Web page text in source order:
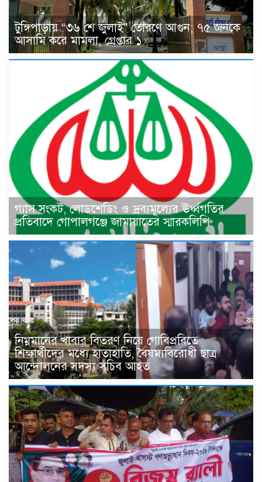
টুঙ্গিপাড়ায় “৩৬ শে জুলাই” তোরণে আগুন; ৭৫ জনকে
আসামি করে মামলা, গ্রেপ্তার ১
গ্যাস সংকট, লোডশেডিং ও দ্রব্যমূল্যের ঊর্ধ্বগতির
প্রতিবাদে গোপালগঞ্জে জামায়াতের স্মারকলিপি
নিম্নমানের খাবার বিতরণ নিয়ে গোবিপ্রবিতে
শিক্ষার্থীদের মধ্যে হাতাহাতি, বৈষম্যবিরোধী ছাত্র
আন্দোলনের সদস্য সচিব আহত